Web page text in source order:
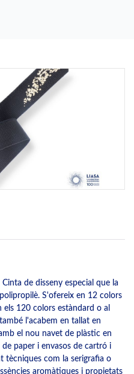
de disseny especial que la
S'ofereix en 12 colors
120 colors estàndard o al
l'acabem en tallat en
el nou navet de plàstic en
paper i envasos de cartró i
tècniques com la serigrafia o
aromàtiques i propietats